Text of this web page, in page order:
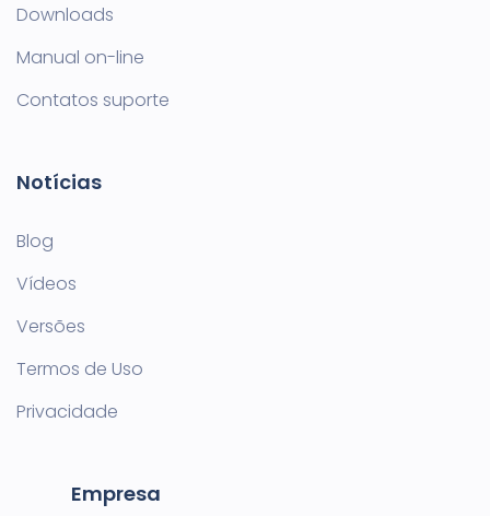
Downloads
Manual on-line
Contatos suporte
Notícias
Blog
Vídeos
Versões
Termos de Uso
Privacidade
Empresa